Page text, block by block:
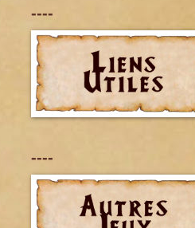
----
----